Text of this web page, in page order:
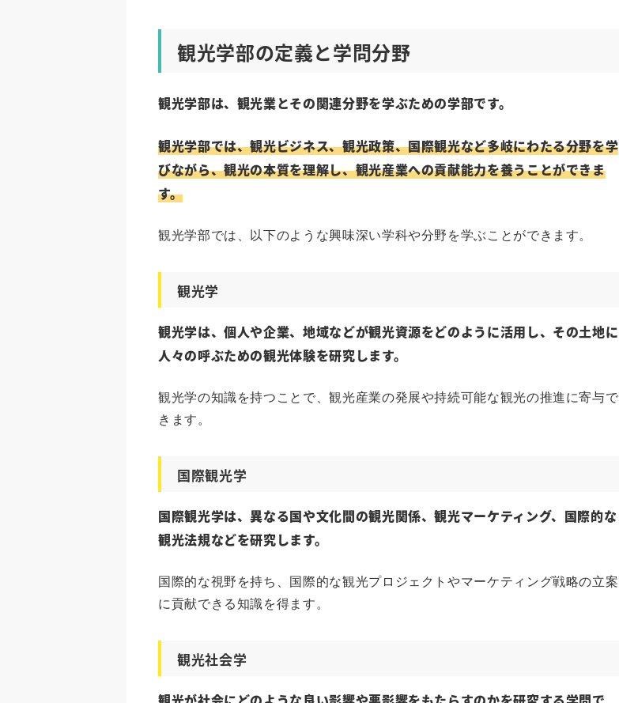
観光学部の定義と学問分野
観光学部は、観光業とその関連分野を学ぶための学部です。
観光学部では、観光ビジネス、観光政策、国際観光など多岐にわたる分野を学
びながら、観光の本質を理解し、観光産業への貢献能力を養うことができま
す。
観光学部では、以下のような興味深い学科や分野を学ぶことができます。
観光学
観光学は、個人や企業、地域などが観光資源をどのように活用し、その土地に
人々の呼ぶための観光体験を研究します。
観光学の知識を持つことで、観光産業の発展や持続可能な観光の推進に寄与で
きます。
国際観光学
国際観光学は、異なる国や文化間の観光関係、観光マーケティング、国際的な
観光法規などを研究します。
国際的な視野を持ち、国際的な観光プロジェクトやマーケティング戦略の立案
に貢献できる知識を得ます。
観光社会学